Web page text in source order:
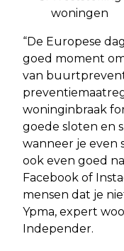
woningen
“De Europese
goed moment
van
woninginbraak
goede sloten en
wanneer je even
ook even goed
Facebook of
mensen dat je
Ypma, expert
Independer.